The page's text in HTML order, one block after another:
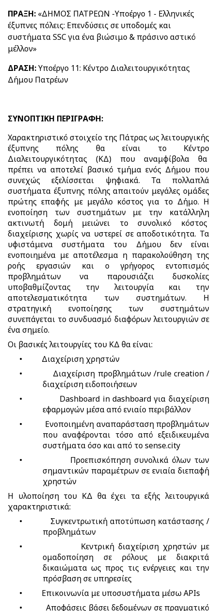
ΠΡΑΞΗ: «ΔΗΜΟΣ ΠΑΤΡΕΩΝ -Υποέργο 1 - Ελληνικές
έξυπνες πόλεις: Επενδύσεις σε υποδομές και
συστήματα SSC για ένα βιώσιμο & πράσινο αστικό
μέλλον»
ΔΡΑΣΗ:Υποέργο 11: Κέντρο Διαλειτουργικότητας
Δήμου Πατρέων
ΣΥΝΟΠΤΙΚΗ ΠΕΡΙΓΡΑΦΗ:
Χαρακτηριστικό στοιχείο της Πάτρας ως λειτουργικής
έξυπνης πόλης θα είναι το Κέντρο
Διαλειτουργικότητας (ΚΔ) που αναμφίβολα θα
πρέπει να αποτελεί βασικό τμήμα ενός Δήμου που
συνεχώς εξελίσσεται ψηφιακά. Τα πολλαπλά
συστήματα έξυπνης πόλης απαιτούν μεγάλες ομάδες
πρώτης επαφής με μεγάλο κόστος για το Δήμο. Η
ενοποίηση των συστημάτων με την κατάλληλη
ακτινωτή δομή μειώνει το συνολικό κόστος
διαχείρισης χωρίς να υστερεί σε αποδοτικότητα. Τα
υφιστάμενα συστήματα του Δήμου δεν είναι
ενοποιημένα με αποτέλεσμα η παρακολούθηση της
ροής εργασιών και ο γρήγορος εντοπισμός
προβλημάτων να παρουσιάζει δυσκολίες
υποβαθμίζοντας την λειτουργία και την
αποτελεσματικότητα των συστημάτων. Η
στρατηγική ενοποίησης των συστημάτων
συνεπάγεται το συνδυασμό διαφόρων λειτουργιών σε
ένα σημείο.
Οι βασικές λειτουργίες του ΚΔ θα είναι:
•
Διαχείριση χρηστών
•
Διαχείριση προβλημάτων /rule creation /
διαχείριση ειδοποιήσεων
•
Dashboard in dashboard για διαχείριση
εφαρμογών μέσα από ενιαίο περιβάλλον
•
Ενοποιημένη αναπαράσταση προβλημάτων
που αναφέρονται τόσο από εξειδικευμένα
συστήματα όσο και από το sense.city
•
Προεπισκόπηση συνολικά όλων των
σημαντικών παραμέτρων σε ενιαία διεπαφή
χρηστών
Η υλοποίηση του ΚΔ θα έχει τα εξής λειτουργικά
χαρακτηριστικά:
•
Συγκεντρωτική αποτύπωση κατάστασης /
προβλημάτων
•
Κεντρική διαχείριση χρηστών με
ομαδοποίηση σε ρόλους με διακριτά
δικαιώματα ως προς τις ενέργειες και την
πρόσβαση σε υπηρεσίες
•
Επικοινωνία με υποσυστήματα μέσω APIs
•
Αποφάσεις βάσει δεδομένων σε πραγματικό